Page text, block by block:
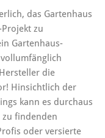
das Gartenhaus
zu
Gartenhaus-
die
Hinsichtlich der
kann es durchaus
findenden
oder versierte